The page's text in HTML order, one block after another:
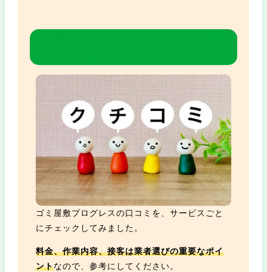
ゴミ屋敷プログレスの
る口コミ評判は？
ゴミ屋敷プログレスの口コミを、サービスごと
にチェックしてみました。
料金、作業内容、接客は業者選びの重要なポイ
ントなので、参考にしてください。